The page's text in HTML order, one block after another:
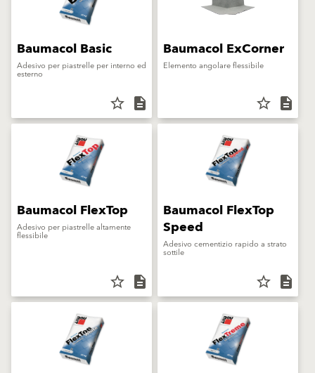
Baumacol Basic
Adesivo per piastrelle per interno ed
esterno
star_border description
Baumacol ExCorner
Elemento angolare flessibile
star_border description
Baumacol FlexTop
Adesivo per piastrelle altamente
flessibile
star_border description
Baumacol FlexTop
Speed
Adesivo cementizio rapido a strato
sottile
star_border description